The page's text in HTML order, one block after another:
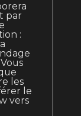
par
:
les
le
vers